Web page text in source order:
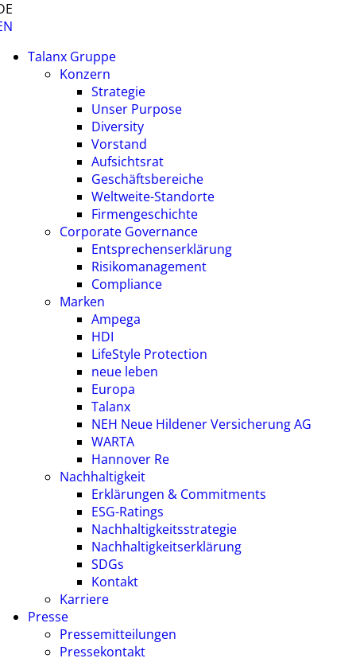
Talanx Gruppe
Konzern
Strategie
Unser Purpose
Diversity
Vorstand
Aufsichtsrat
Geschäftsbereiche
Weltweite-Standorte
Firmengeschichte
Corporate Governance
Entsprechenserklärung
Risikomanagement
Compliance
Marken
Ampega
HDI
LifeStyle Protection
neue leben
Europa
Talanx
NEH Neue Hildener Versicherung AG
WARTA
Hannover Re
Nachhaltigkeit
Erklärungen & Commitments
ESG-Ratings
Nachhaltigkeitsstrategie
Nachhaltigkeitserklärung
SDGs
Kontakt
Karriere
Presse
Pressemitteilungen
Pressekontakt